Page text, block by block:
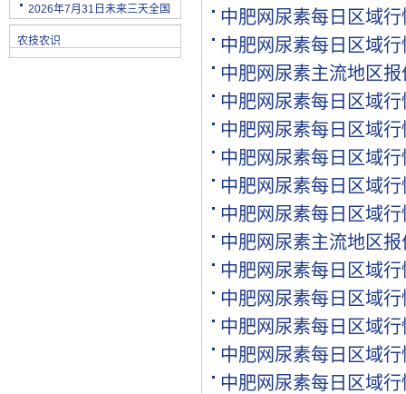
[代理]陕西渭南代理小麦配.
[购买]新疆克孜勒苏柯尔克.
2026年7月31日未来三天全国
农技农识
中肥网尿素每日区域行
中肥网尿素每日区域行
中肥网尿素主流地区
中肥网尿素每日区域行
中肥网尿素每日区域行
中肥网尿素每日区域行
中肥网尿素每日区域行
中肥网尿素每日区域行
中肥网尿素主流地区
中肥网尿素每日区域行
中肥网尿素每日区域行
中肥网尿素每日区域行
中肥网尿素每日区域行
中肥网尿素每日区域行